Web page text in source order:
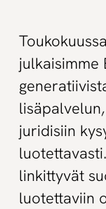
julkaisimme
juridisiin
linkittyvät
luotettaviin